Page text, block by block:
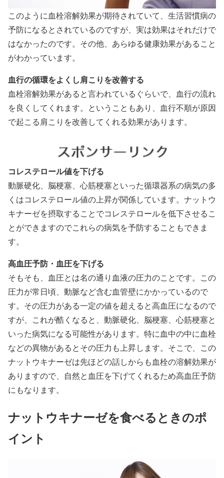
このように血栓溶解効果が期待されていて、生活習慣病の
予防になるとされているのですが、実は効果はそれだけで
はなかったのです。その他、あらゆる健康効果があること
がわかっています。
血行の循環をよくし肩こりを改善する
血栓溶解効果があると言われているぐらいで、血行の流れ
を良くしてくれます。ということもあり、血行不順が原因
で起こる肩こりを改善してくれる効果があります。
コレステロール値を下げる
動脈硬化、脳梗塞、心筋梗塞といった循環器系の病気の多
くはコレステロール値の上昇が関係しています。ナットウ
キナーゼを摂取することでコレステロールを低下させるこ
とができますのでこれらの病気を予防することもできま
す。
高血圧予防・血圧を下げる
そもそも、血圧とは名の通り血液の圧力のことです。この
圧力が常日頃、動脈など含む血管壁にかかっているので
す。その圧力がある一定の値を超えると高血圧になるので
すが、これが酷くなると、動脈硬化、脳梗塞、心筋梗塞と
いった病気になる可能性があります。特に血中の中に血栓
などの異物があるとその圧力も上昇します。そこで、この
ナットウキナーゼは先ほどの話しからも血栓の溶解効果が
ありますので、自然と血圧を下げてくれるため高血圧予防
にもなります。
ナットウキナーゼを食べるときのポ
イント